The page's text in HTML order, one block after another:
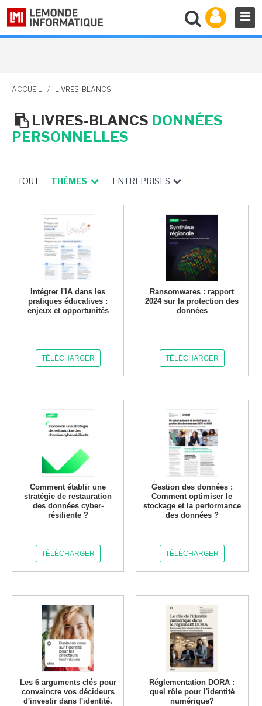
ACCUEIL / LIVRES-BLANCS
LIVRES-BLANCS DONNÉES
PERSONNELLES
TOUT THÈMES ENTREPRISES
Intégrer l'IA dans les
pratiques éducatives :
enjeux et opportunités
TÉLÉCHARGER
Ransomwares : rapport
2024 sur la protection des
données
TÉLÉCHARGER
Comment établir une
stratégie de restauration
des données cyber-
résiliente ?
TÉLÉCHARGER
Gestion des données :
Comment optimiser le
stockage et la performance
des données ?
TÉLÉCHARGER
Les 6 arguments clés pour
convaincre vos décideurs
d'investir dans l'identité.
Réglementation DORA :
quel rôle pour l'identité
numérique?